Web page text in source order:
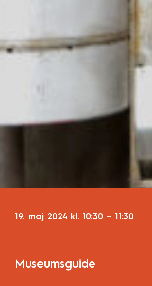
19. maj 2024 kl. 10:30 – 11:30
Museumsguide